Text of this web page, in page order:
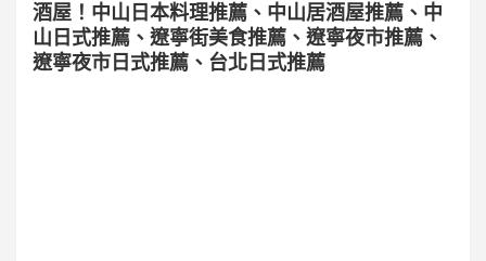
酒屋！中山日本料理推薦、中山居酒屋推薦、中
山日式推薦、遼寧街美食推薦、遼寧夜市推薦、
遼寧夜市日式推薦、台北日式推薦